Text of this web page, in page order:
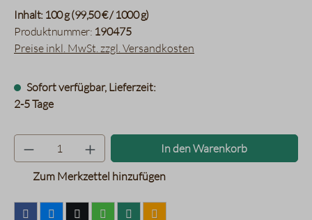
Inhalt: 100 g(99,50 € / 1000 g)
Produktnummer: 190475
Preise inkl. MwSt. zzgl. Versandkosten
Sofort verfügbar, Lieferzeit:
2-5 Tage
Produkt Anzahl: Gib den
In den Warenkorb
Zum Merkzettel hinzufügen